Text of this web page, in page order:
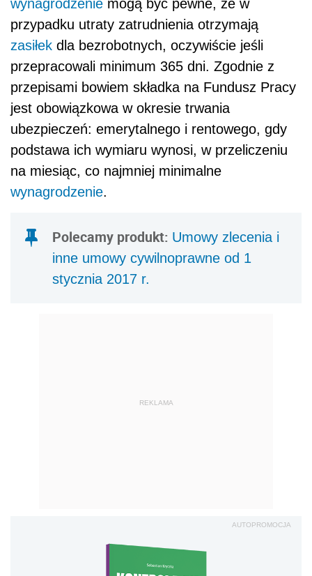
wynagrodzenie mogą być pewne, że w
przypadku utraty zatrudnienia otrzymają
zasiłek dla bezrobotnych, oczywiście jeśli
przepracowali minimum 365 dni. Zgodnie z
przepisami bowiem składka na Fundusz Pracy
jest obowiązkowa w okresie trwania
ubezpieczeń: emerytalnego i rentowego, gdy
podstawa ich wymiaru wynosi, w przeliczeniu
na miesiąc, co najmniej minimalne
wynagrodzenie.
Polecamy produkt: Umowy zlecenia i
inne umowy cywilnoprawne od 1
stycznia 2017 r.
REKLAMA
AUTOPROMOCJA